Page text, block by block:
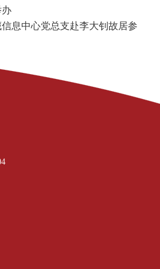
办
息中心党总支赴李大钊故居参